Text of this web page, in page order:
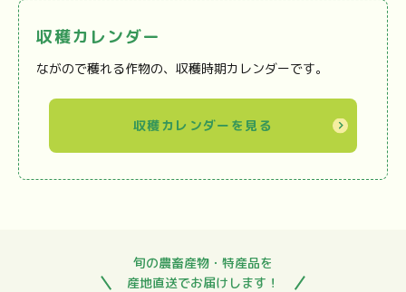
収穫カレンダー
ながので穫れる作物の、収穫時期カレンダーです。
収穫カレンダーを見る
旬の農畜産物・特産品を
産地直送でお届けします！